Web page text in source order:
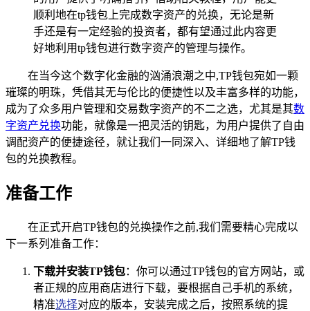
顺利地在tp钱包上完成数字资产的兑换，无论是新
手还是有一定经验的投资者，都有望通过此内容更
好地利用tp钱包进行数字资产的管理与操作。
在当今这个数字化金融的汹涌浪潮之中,TP钱包宛如一颗
璀璨的明珠，凭借其无与伦比的便捷性以及丰富多样的功能，
成为了众多用户管理和交易数字资产的不二之选，尤其是其数
字资产兑换功能，就像是一把灵活的钥匙，为用户提供了自由
调配资产的便捷途径，就让我们一同深入、详细地了解TP钱
包的兑换教程。
准备工作
在正式开启TP钱包的兑换操作之前,我们需要精心完成以
下一系列准备工作：
下载并安装TP钱包：你可以通过TP钱包的官方网站，或
者正规的应用商店进行下载，要根据自己手机的系统，
精准选择对应的版本，安装完成之后，按照系统的提